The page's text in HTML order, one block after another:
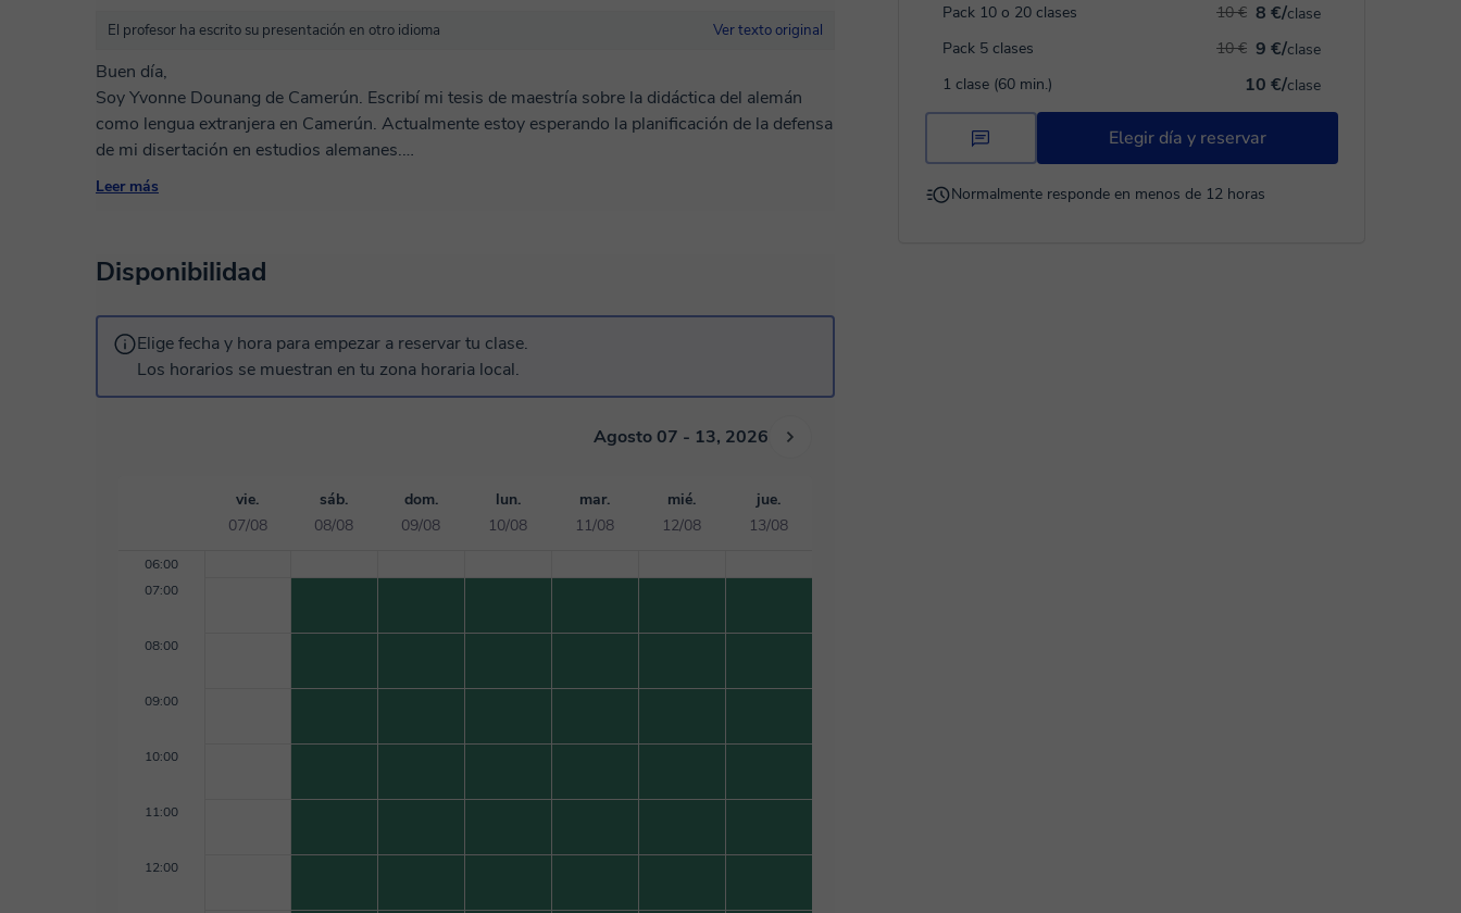
Pack 10 o 20 clases 8 €/clase
10 €
Pack 5 clases
9 €/clase
10 €
1 clase (60 min.)
10 €/clase
Elegir día y reservar
Normalmente responde en menos de 12 horas
El profesor ha escrito su presentación en otro idioma Ver texto original
Buen día,
Soy Yvonne Dounang de Camerún. Escribí mi tesis de maestría sobre la didáctica del alemán
como lengua extranjera en Camerún. Actualmente estoy esperando la planificación de la defensa
de mi disertación en estudios alemanes.
He estado practicando la enseñanza desde 2015 y he desarrollado y practicado la mayoría de
Atentamente,
Leer más
Disponibilidad
Elige fecha y hora para empezar a reservar tu clase.
Los horarios se muestran en tu zona horaria local.
Agosto 07 - 13, 2026
vie.
07/08
sáb.
08/08
dom.
09/08
lun.
10/08
mar.
11/08
mié.
12/08
jue.
13/08
06:00
07:00
08:00
09:00
10:00
11:00
12:00